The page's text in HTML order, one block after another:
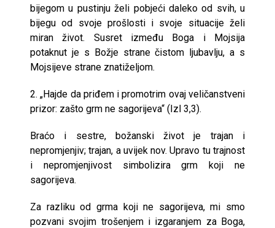
bijegom u pustinju želi pobjeći daleko od svih, u
bijegu od svoje prošlosti i svoje situacije želi
miran život. Susret između Boga i Mojsija
potaknut je s Božje strane čistom ljubavlju, a s
Mojsijeve strane znatiželjom.
2. „Hajde da priđem i promotrim ovaj veličanstveni
prizor: zašto grm ne sagorijeva“ (Izl 3,3).
Braćo i sestre, božanski život je trajan i
nepromjenjiv; trajan, a uvijek nov. Upravo tu trajnost
i nepromjenjivost simbolizira grm koji ne
sagorijeva.
Za razliku od grma koji ne sagorijeva, mi smo
pozvani svojim trošenjem i izgaranjem za Boga,